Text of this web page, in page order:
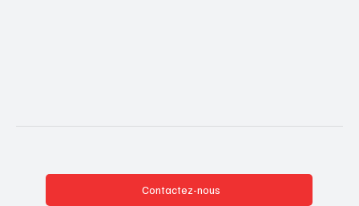
Contactez-nous